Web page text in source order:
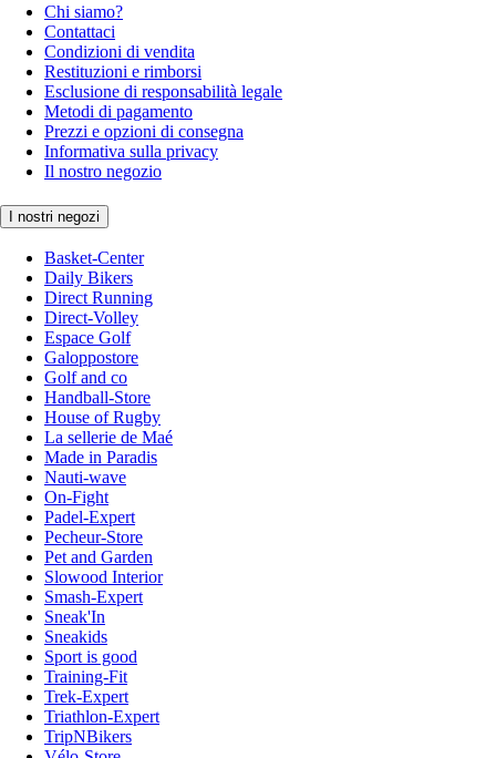
Chi siamo?
Contattaci
Condizioni di vendita
Restituzioni e rimborsi
Esclusione di responsabilità legale
Metodi di pagamento
Prezzi e opzioni di consegna
Informativa sulla privacy
Il nostro negozio
I nostri negozi
Basket-Center
Daily Bikers
Direct Running
Direct-Volley
Espace Golf
Galoppostore
Golf and co
Handball-Store
House of Rugby
La sellerie de Maé
Made in Paradis
Nauti-wave
On-Fight
Padel-Expert
Pecheur-Store
Pet and Garden
Slowood Interior
Smash-Expert
Sneak'In
Sneakids
Sport is good
Training-Fit
Trek-Expert
Triathlon-Expert
TripNBikers